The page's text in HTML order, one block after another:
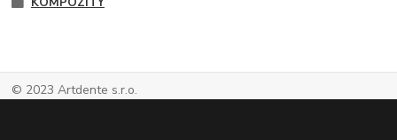
© 2023 Artdente s.r.o.